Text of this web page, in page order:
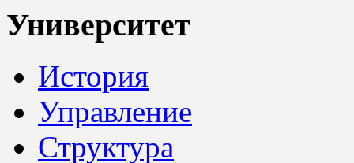
Университет
История
Управление
Структура